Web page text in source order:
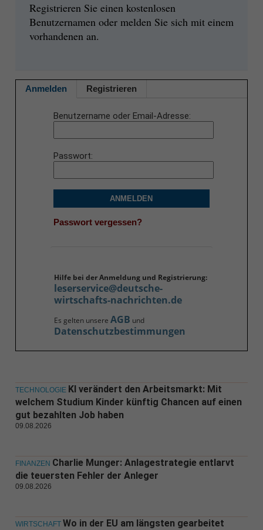
Registrieren Sie einen kostenlosen
Benutzernamen oder melden Sie sich mit einem
vorhandenen an.
Anmelden Registrieren
Benutzername oder Email-Adresse
Passwort
ANMELDEN
Passwort vergessen?
Hilfe bei der Anmeldung und Registrierung:
leserservice@deutsche-
wirtschafts-nachrichten.de
Es gelten unsere AGB und
Datenschutzbestimmungen
TECHNOLOGIE KI verändert den Arbeitsmarkt: Mit
welchem Studium Kinder künftig Chancen auf einen
gut bezahlten Job haben
09.08.2026
FINANZEN Charlie Munger: Anlagestrategie entlarvt
die teuersten Fehler der Anleger
09.08.2026
WIRTSCHAFT Wo in der EU am längsten gearbeitet